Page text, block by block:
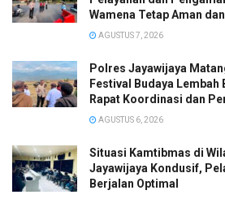
Wamena Tetap Aman
AGUSTUS 7, 2026
Polres Jayawijaya
Festival Budaya Lembah
Rapat Koordinasi dan
AGUSTUS 6, 2026
Situasi Kamtibmas di
Jayawijaya Kondusif,
Berjalan Optimal